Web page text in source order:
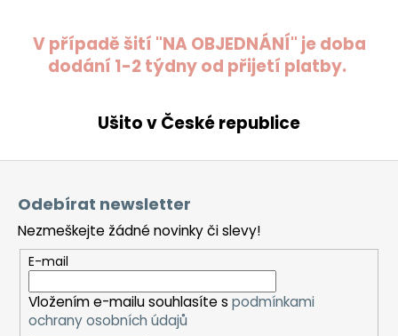
V případě šití "NA OBJEDNÁNÍ" je doba
dodání 1-2 týdny od přijetí platby.
Ušito v České republice
Z
Odebírat newsletter
Nezmeškejte žádné novinky či slevy!
E-mail
Vložením e-mailu souhlasíte s podmínkami
ochrany osobních údajů